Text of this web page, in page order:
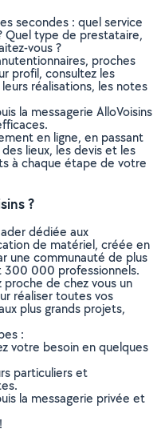
secondes : quel service
Quel type de prestataire,
vous ?
proches
profil, consultez les
réalisations, les notes
la messagerie AlloVoisins
en ligne, en passant
lieux, les devis et les
à chaque étape de votre
?
dédiée aux
de matériel, créée en
une communauté de plus
300 000 professionnels.
de chez vous un
réaliser toutes vos
plus grands projets,
:
votre besoin en quelques
particuliers et
la messagerie privée et